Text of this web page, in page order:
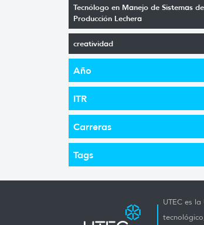
Tecnólogo en Manejo de Sistemas de
Producción Lechera
creatividad
Año
ITR
Carreras
Tags
UTEC es